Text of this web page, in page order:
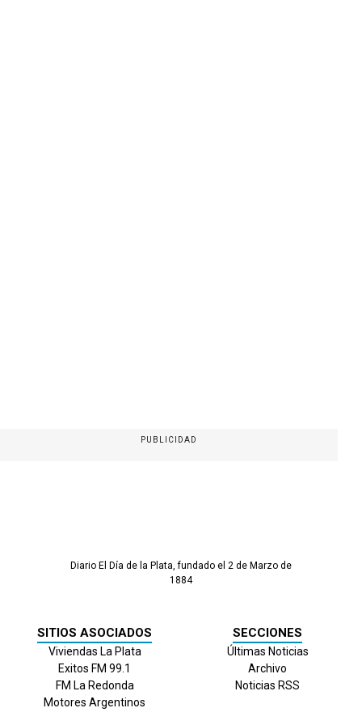
PUBLICIDAD
Diario El Día de la Plata, fundado el 2 de Marzo de
1884
SITIOS ASOCIADOS
Viviendas La Plata
Exitos FM 99.1
FM La Redonda
Motores Argentinos
SECCIONES
Últimas Noticias
Archivo
Noticias RSS